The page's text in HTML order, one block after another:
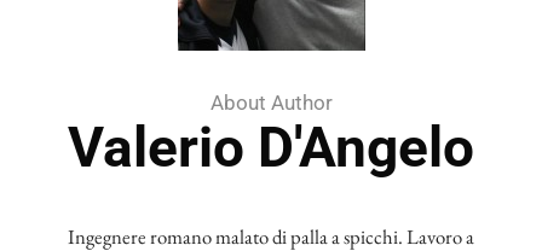
About Author
Valerio D'Angelo
Ingegnere romano malato di palla a spicchi. Lavoro a